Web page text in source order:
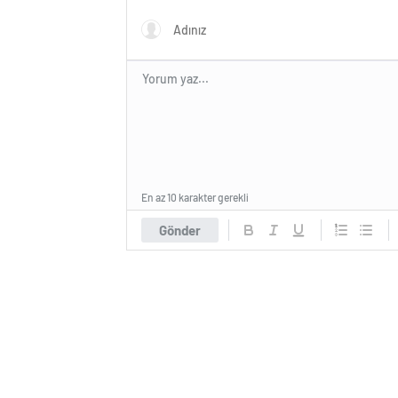
Gönder
En az 10 karakter gerekli